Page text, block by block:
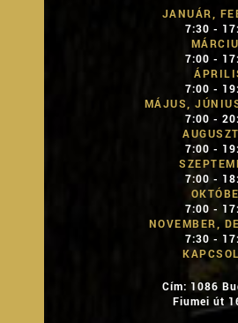
JANUÁR,
7:30 -
7:00 -
7:00 -
MÁJUS,
7:00 -
7:00 -
7:00 -
7:00 -
NOVEMBER,
7:30 -
Cím: 1086
Fiumei út